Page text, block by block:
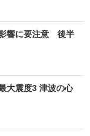
響に要注意 後半
大震度3 津波の心